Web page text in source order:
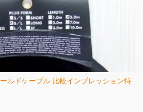
ルドケーブル 比較インプレッション特